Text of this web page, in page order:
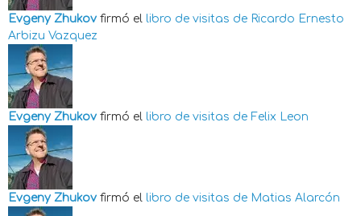
Evgeny Zhukov firmó el libro de visitas de Ricardo Ernesto
Arbizu Vazquez
Evgeny Zhukov firmó el libro de visitas de Felix Leon
Evgeny Zhukov firmó el libro de visitas de Matias Alarcón